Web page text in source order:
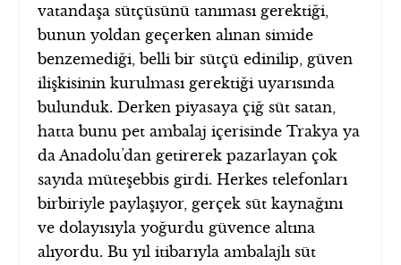
vatandaşa sütçüsünü tanıması gerektiği,
bunun yoldan geçerken alınan simide
benzemediği, belli bir sütçü edinilip, güven
ilişkisinin kurulması gerektiği uyarısında
bulunduk. Derken piyasaya çiğ süt satan,
hatta bunu pet ambalaj içerisinde Trakya ya
da Anadolu’dan getirerek pazarlayan çok
sayıda müteşebbis girdi. Herkes telefonları
birbiriyle paylaşıyor, gerçek süt kaynağını
ve dolayısıyla yoğurdu güvence altına
alıyordu. Bu yıl itibarıyla ambalajlı süt